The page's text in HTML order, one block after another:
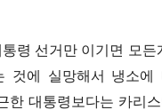
령 선거만 이기면 모
것에 실망해서 냉소에
한 대통령보다는 카리